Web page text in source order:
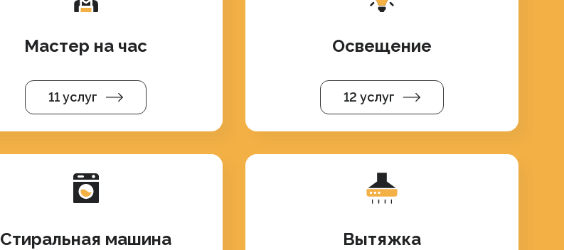
Мастер на час
11 услуг
Освещение
12 услуг
Стиральная машина Вытяжка